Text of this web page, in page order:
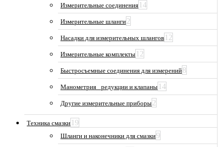
Измерительные соединения 14
Измерительные шланги2
Насадки для измерительных шлангов 12
Измерительные комплекты 12
Быстросъемные соединения для измерений8
Манометрия_ редукции и клапаны 14
Другие измерительные приборы2
Техника смазки 19
Шланги и наконечники для смазки9